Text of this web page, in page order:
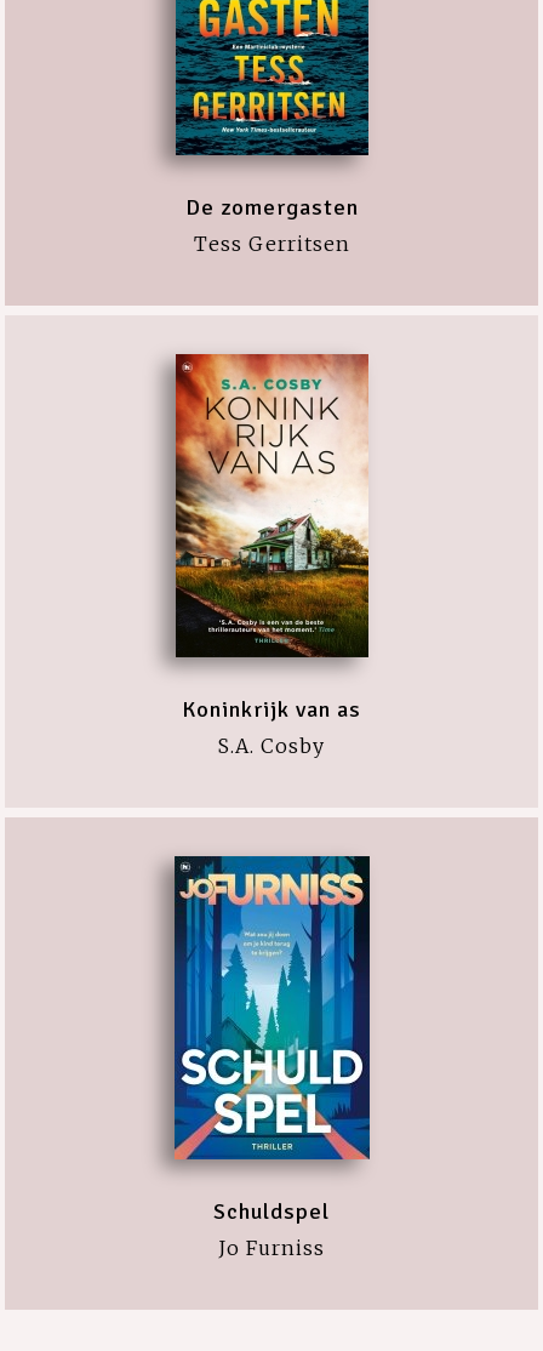
De zomergasten
Tess Gerritsen
Koninkrijk van as
S.A. Cosby
Schuldspel
Jo Furniss